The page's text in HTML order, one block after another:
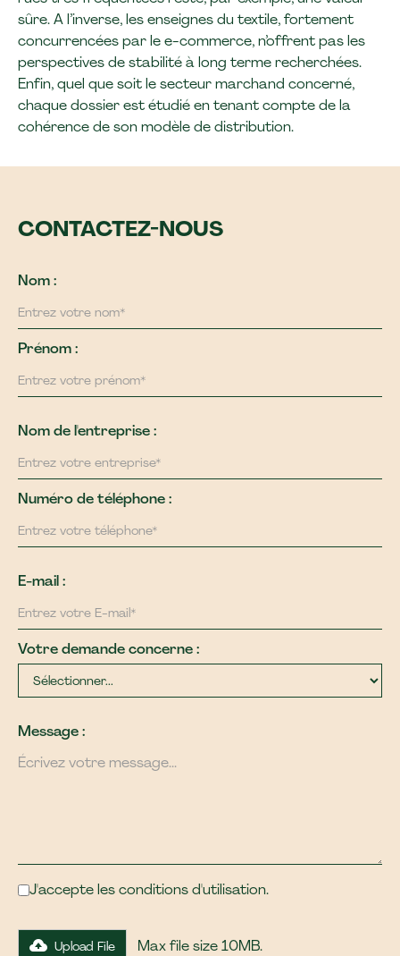
sûre. A l’inverse, les enseignes du textile, fortement
concurrencées par le e-commerce, n’offrent pas les
perspectives de stabilité à long terme recherchées.
Enfin, quel que soit le secteur marchand concerné,
chaque dossier est étudié en tenant compte de la
cohérence de son modèle de distribution.
CONTACTEZ-NOUS
Nom :
Prénom :
Nom de l'entreprise :
Numéro de téléphone :
E-mail :
Votre demande concerne :
Message :
J'accepte les conditions d'utilisation.
Upload File Max file size 10MB.